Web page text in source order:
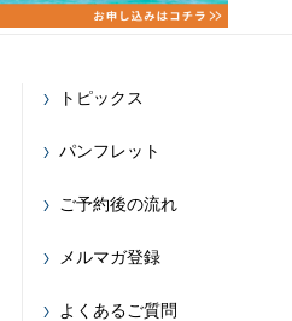
トピックス
パンフレット
ご予約後の流れ
メルマガ登録
よくあるご質問